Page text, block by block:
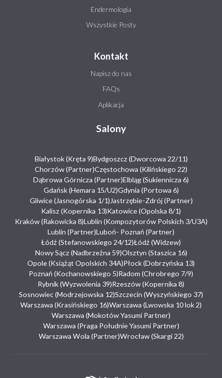
Endermologia
Wszystkie Posty
Kontakt
Napisz do nas
FAQs
Aplikacja
Salony
Białystok (Kręta 9)Bydgoszcz (Dworcowa 22/11)
Chorzów (Partner)Częstochowa (Kilińskiego 22)
Dąbrowa Górnicza (Partner)Elbląg (Sukiennicza 6)
Gdańsk (Hemara 15/U2)Gdynia (Portowa 6)
Gliwice (Jasnogórska 1/1)Jastrzębie-Zdrój (Partner)
Kalisz (Kopernika 13)Katowice (Opolska 8/1)
Kraków (Rakowicka 8)Lublin (Kompozytorów Polskich 3/U3A)
Lublin (Partner)Luboń- Poznań (Partner)
Łódź (Stefanowskiego 24/12)Łódź (Widzew)
Nowy Sącz (Nadbrzeżna 59)Olsztyn (Staszica 16)
Opole (Książąt Opolskich 34A)Płock (Dobrzyńska 13)
Poznań (Kochanowskiego 5)Radom (Chrobrego 7/9)
Rybnik (Wyzwolenia 39)Rzeszów (Kopernika 8)
Sosnowiec (Modrzejowska 12)Szczecin (Wyszyńskiego 37)
Warszawa (Krasińskiego 16)Warszawa (Lwowska 10 lok 2)
Warszawa (Mokotów Yasumi Partner)
Warszawa (Praga Południe Yasumi Partner)
Warszawa Wola (Partner)Wrocław (Skargi 22)